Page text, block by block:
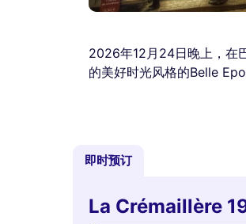
2026年12月24日晚上，在
的美好时光风格的Belle
即时预订
La Crémaillère